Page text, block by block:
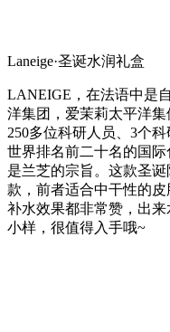
Laneige·圣诞水润礼盒
LANEIGE，在法语中是
洋集团，爱茉莉太平洋
250多位科研人员、3个
世界排名前二十名的国
是兰芝的宗旨。这款圣
款，前者适合中干性的
补水效果都非常赞，出
小样，很值得入手哦~